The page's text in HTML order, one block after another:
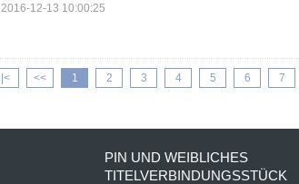
2016-12-13 10:00:25
|< << 1 2 3 4 5 6 7
PIN UND WEIBLICHES
TITELVERBINDUNGSSTÜCK